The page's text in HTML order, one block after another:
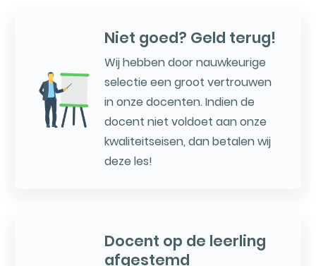
Niet goed? Geld terug!
Wij hebben door nauwkeurige
selectie een groot vertrouwen
in onze docenten. Indien de
docent niet voldoet aan onze
kwaliteitseisen, dan betalen wij
deze les!
Docent op de leerling
afgestemd